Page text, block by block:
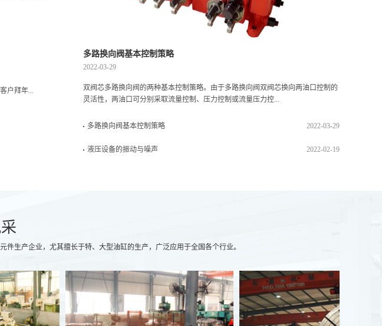
户拜年...
多路换向阀基本控制策略
2022-03-29
双阀芯多路换向阀的两种基本控制策略。由于多路换向阀双阀芯换向两油口控制的
灵活性，两油口可分别采取流量控制、压力控制或流量压力控...
多路换向阀基本控制策略 2022-03-29
液压设备的振动与噪声 2022-02-19
生产企业，尤其擅长于特、大型油缸的生产，广泛应用于全国各个行业。